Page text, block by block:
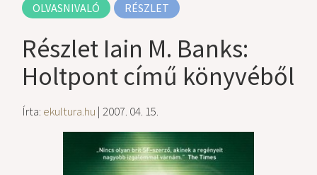
OLVASNIVALÓ RÉSZLET
Részlet Iain M. Banks:
Holtpont című könyvéből
Írta: ekultura.hu | 2007. 04. 15.